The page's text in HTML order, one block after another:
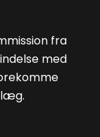
fra
med